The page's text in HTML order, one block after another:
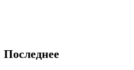
Последнее